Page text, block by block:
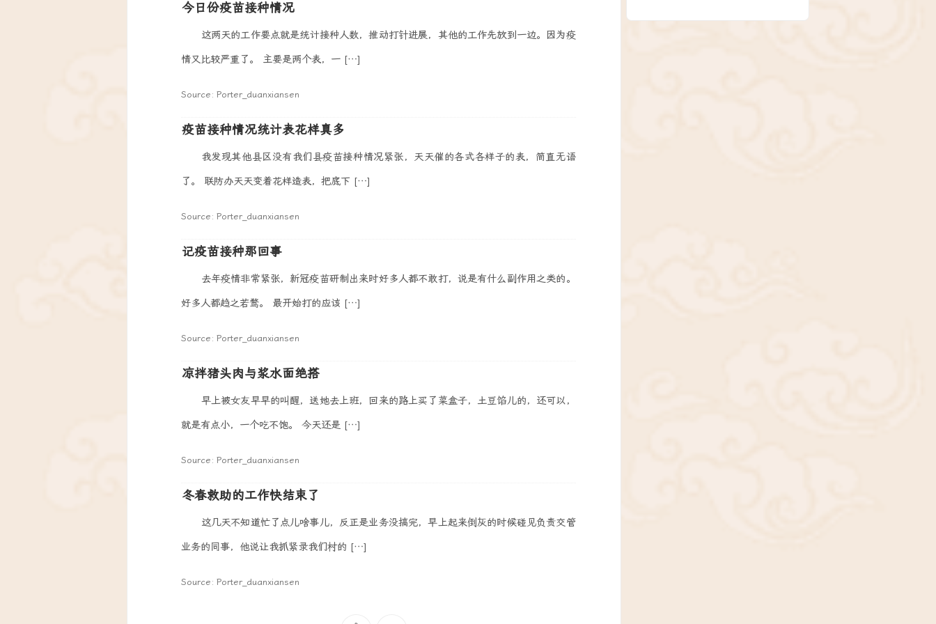
今日份疫苗接种情况
这两天的工作要点就是统计接种人数，推动打针进展，其他的工作先放到一边。因为疫
情又比较严重了。 主要是两个表，一 […]
Source: Porter_duanxiansen
疫苗接种情况统计表花样真多
我发现其他县区没有我们县疫苗接种情况紧张，天天催的各式各样子的表，简直无语
了。 联防办天天变着花样造表，把底下 […]
Source: Porter_duanxiansen
记疫苗接种那回事
去年疫情非常紧张，新冠疫苗研制出来时好多人都不敢打，说是有什么副作用之类的。
好多人都趋之若鹜。 最开始打的应该 […]
Source: Porter_duanxiansen
凉拌猪头肉与浆水面绝搭
早上被女友早早的叫醒，送她去上班，回来的路上买了菜盒子，土豆馅儿的，还可以，
就是有点小，一个吃不饱。 今天还是 […]
Source: Porter_duanxiansen
冬春救助的工作快结束了
这几天不知道忙了点儿啥事儿，反正是业务没搞完，早上起来倒灰的时候碰见负责交管
业务的同事，他说让我抓紧录我们村的 […]
Source: Porter_duanxiansen